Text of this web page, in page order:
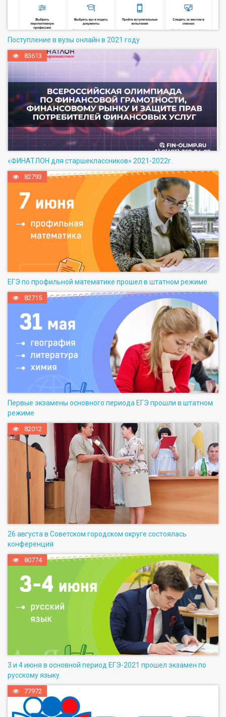
Поступление в вузы онлайн в 2021 году
83613
«ФИНАТЛОН для старшеклассников» 2021-2022г.
82793
ЕГЭ по профильной математике прошел в штатном режиме
82715
Первые экзамены основного периода ЕГЭ прошли в штатном
режиме
82012
26 августа в Советском городском округе состоялась
конференция
80774
3 и 4 июня в основной период ЕГЭ-2021 прошел экзамен по
русскому языку.
77972